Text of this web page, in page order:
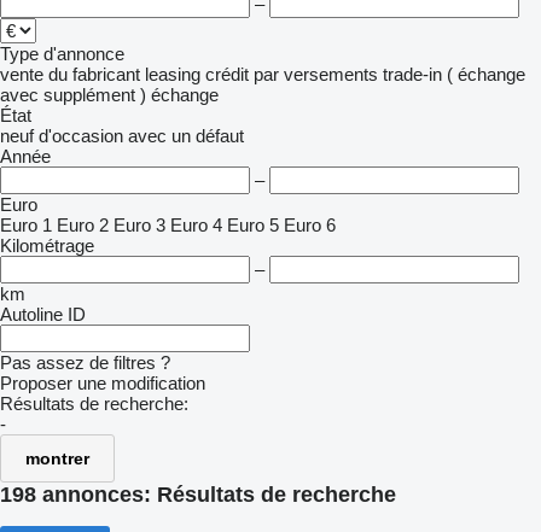
–
Type d'annonce
vente du fabricant leasing crédit par versements trade-in ( échange
avec supplément ) échange
État
neuf d'occasion avec un défaut
Année
–
Euro
Euro 1 Euro 2 Euro 3 Euro 4 Euro 5 Euro 6
Kilométrage
–
km
Autoline ID
Pas assez de filtres ?
Proposer une modification
Résultats de recherche:
-
montrer
198 annonces: Résultats de recherche